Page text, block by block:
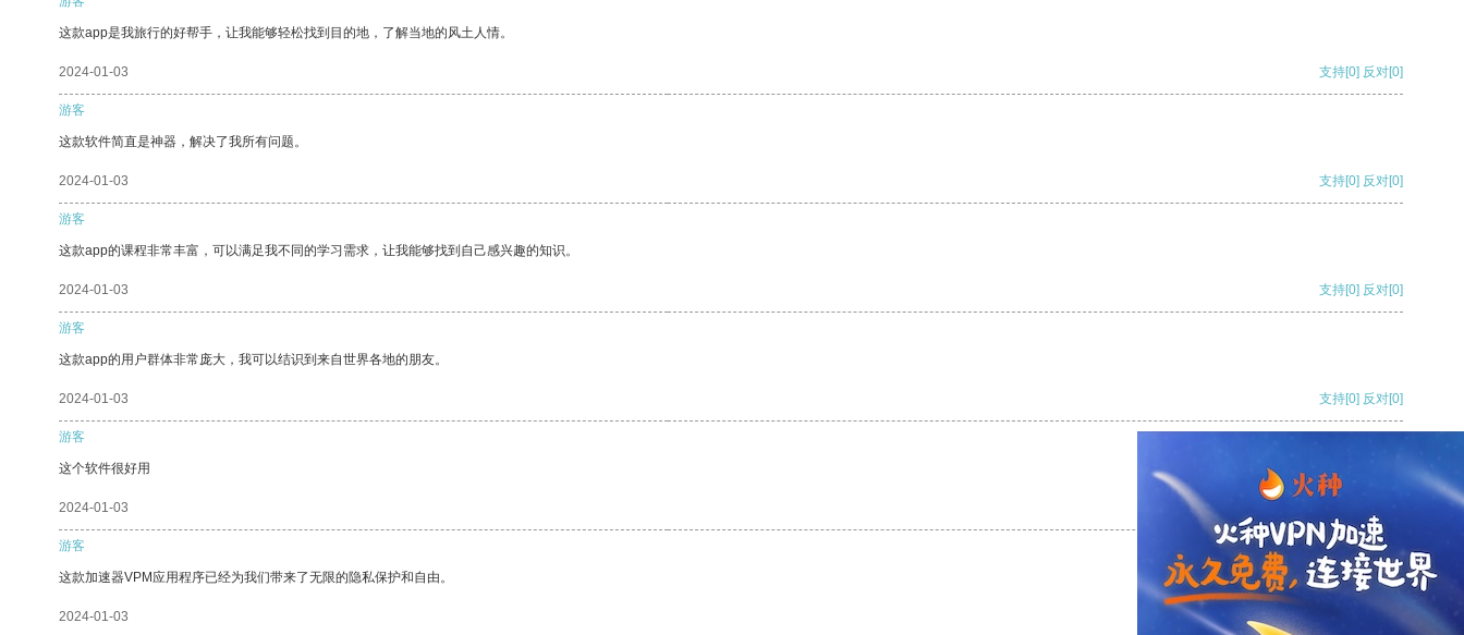
这款app是我旅行的好帮手，让我能够轻松找到目的地，了解当地的风土人情。
2024-01-03 支持[0] 反对[0]
游客
这款软件简直是神器，解决了我所有问题。
2024-01-03 支持[0] 反对[0]
游客
这款app的课程非常丰富，可以满足我不同的学习需求，让我能够找到自己感兴趣的知识。
2024-01-03 支持[0] 反对[0]
游客
这款app的用户群体非常庞大，我可以结识到来自世界各地的朋友。
2024-01-03 支持[0] 反对[0]
游客
这个软件很好用
2024-01-03
游客
这款加速器VPM应用程序已经为我们带来了无限的隐私保护和自由。
2024-01-03 反对